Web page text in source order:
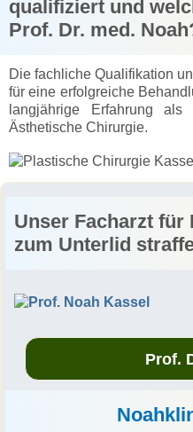
qualifiziert und
Prof. Dr. med.
Die fachliche Qualifikation
für eine erfolgreiche
langjährige Erfahrung
Ästhetische Chirurgie.
Unser Facharzt
zum Unterlid
Prof.